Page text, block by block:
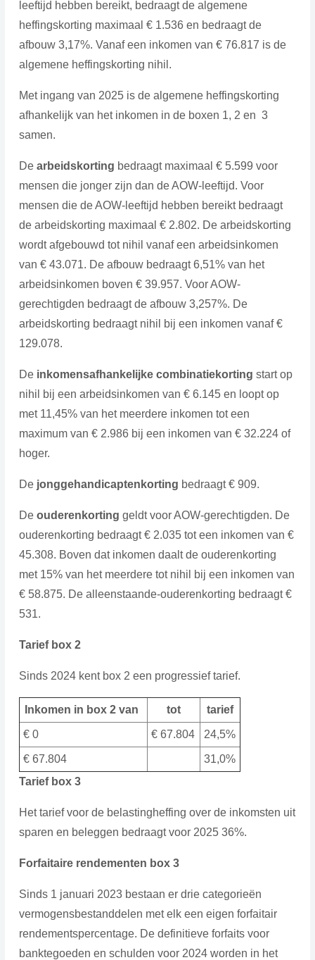
leeftijd hebben bereikt, bedraagt de algemene
heffingskorting maximaal € 1.536 en bedraagt de
afbouw 3,17%. Vanaf een inkomen van € 76.817 is de
algemene heffingskorting nihil.
Met ingang van 2025 is de algemene heffingskorting
afhankelijk van het inkomen in de boxen 1, 2 en 3
samen.
De arbeidskorting bedraagt maximaal € 5.599 voor
mensen die jonger zijn dan de AOW-leeftijd. Voor
mensen die de AOW-leeftijd hebben bereikt bedraagt
de arbeidskorting maximaal € 2.802. De arbeidskorting
wordt afgebouwd tot nihil vanaf een arbeidsinkomen
van € 43.071. De afbouw bedraagt 6,51% van het
arbeidsinkomen boven € 39.957. Voor AOW-
gerechtigden bedraagt de afbouw 3,257%. De
arbeidskorting bedraagt nihil bij een inkomen vanaf €
129.078.
De inkomensafhankelijke combinatiekorting start op
nihil bij een arbeidsinkomen van € 6.145 en loopt op
met 11,45% van het meerdere inkomen tot een
maximum van € 2.986 bij een inkomen van € 32.224 of
hoger.
De jonggehandicaptenkorting bedraagt € 909.
De ouderenkorting geldt voor AOW-gerechtigden. De
ouderenkorting bedraagt € 2.035 tot een inkomen van €
45.308. Boven dat inkomen daalt de ouderenkorting
met 15% van het meerdere tot nihil bij een inkomen van
€ 58.875. De alleenstaande-ouderenkorting bedraagt €
531.
Tarief box 2
Sinds 2024 kent box 2 een progressief tarief.
Inkomen in box 2 van tot tarief
€ 0 € 67.804 24,5%
€ 67.804
31,0%
Tarief box 3
Het tarief voor de belastingheffing over de inkomsten uit
sparen en beleggen bedraagt voor 2025 36%.
Forfaitaire rendementen box 3
Sinds 1 januari 2023 bestaan er drie categorieën
vermogensbestanddelen met elk een eigen forfaitair
rendementspercentage. De definitieve forfaits voor
banktegoeden en schulden voor 2024 worden in het